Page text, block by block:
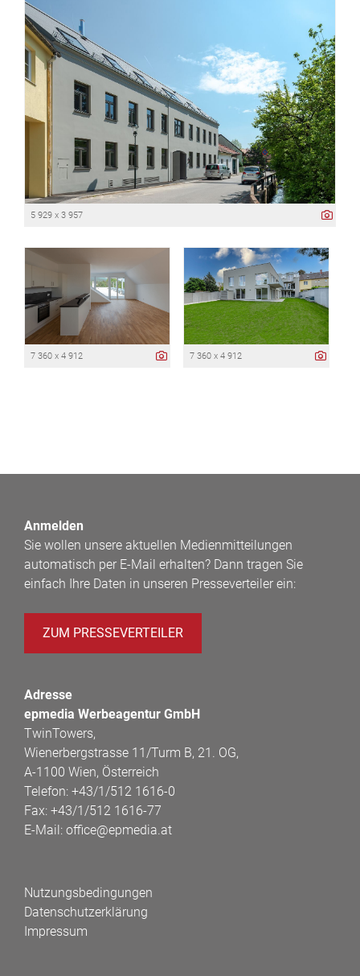
5 929 x 3 957
7 360 x 4 912 7 360 x 4 912
Anmelden
Sie wollen unsere aktuellen Medienmitteilungen
automatisch per E-Mail erhalten? Dann tragen Sie
einfach Ihre Daten in unseren Presseverteiler ein:
ZUM PRESSEVERTEILER
Adresse
epmedia Werbeagentur GmbH
TwinTowers,
Wienerbergstrasse 11/Turm B, 21. OG,
A-1100 Wien, Österreich
Telefon: +43/1/512 1616-0
Fax: +43/1/512 1616-77
E-Mail: office@epmedia.at
Nutzungsbedingungen
Datenschutzerklärung
Impressum